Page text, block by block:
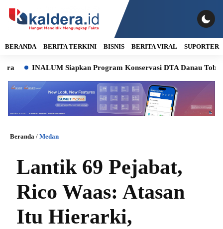
BERANDA BERITA TERKINI BISNIS BERITA VIRAL SUPORTER
Siapkan Program Konservasi DTA Danau Toba, Pemprov
Beranda / Medan
Lantik 69 Pejabat,
Rico Waas: Atasan
Itu Hierarki,